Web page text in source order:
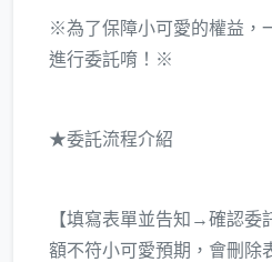
※為了保障小可愛的權益，
進行委託唷！※
★委託流程介紹
【填寫表單並告知→確認委
額不符小可愛預期，會刪